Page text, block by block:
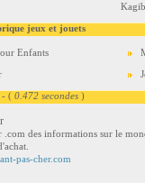
jeux et jouets
Enfants
- ( 0.472 secondes )
.com des informations sur le
pas-cher.com